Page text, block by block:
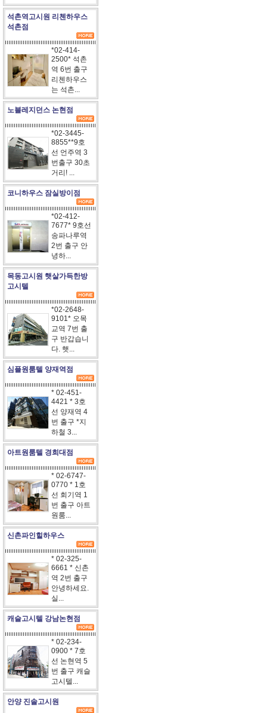
석촌역고시원 리첸하우스
석촌점
*02-414-
2500* 석촌
역 6번 출구
리첸하우스
는 석촌...
노블레지던스 논현점
*02-3445-
8855**9호
선 언주역 3
번출구 30초
거리! ...
코니하우스 잠실방이점
*02-412-
7677* 9호선
송파나루역
2번 출구 안
녕하...
목동고시원 햇살가득한방
고시텔
*02-2648-
9101* 오목
교역 7번 출
구 반갑습니
다. 햇...
심플원룸텔 양재역점
* 02-451-
4421 * 3호
선 양재역 4
번 출구 *지
하철 3...
아트원룸텔 경희대점
* 02-6747-
0770 * 1호
선 회기역 1
번 출구 아트
원룸...
신촌파인힐하우스
* 02-325-
6661 * 신촌
역 2번 출구
안녕하세요.
실...
캐슬고시텔 강남논현점
* 02-234-
0900 * 7호
선 논현역 5
번 출구 캐슬
고시텔...
안양 진솔고시원